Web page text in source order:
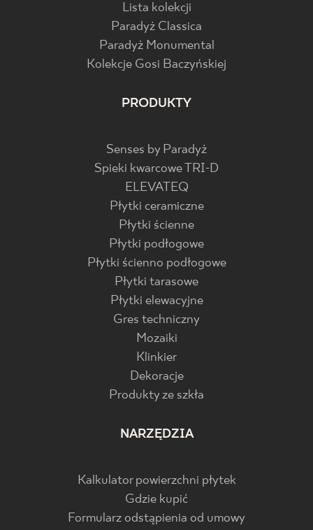
Lista kolekcji
Paradyż Classica
Paradyż Monumental
Kolekcje Gosi Baczyńskiej
PRODUKTY
Senses by Paradyż
Spieki kwarcowe TRI-D
ELEVATEQ
Płytki ceramiczne
Płytki ścienne
Płytki podłogowe
Płytki ścienno podłogowe
Płytki tarasowe
Płytki elewacyjne
Gres techniczny
Mozaiki
Klinkier
Dekoracje
Produkty ze szkła
NARZĘDZIA
Kalkulator powierzchni płytek
Gdzie kupić
Formularz odstąpienia od umowy